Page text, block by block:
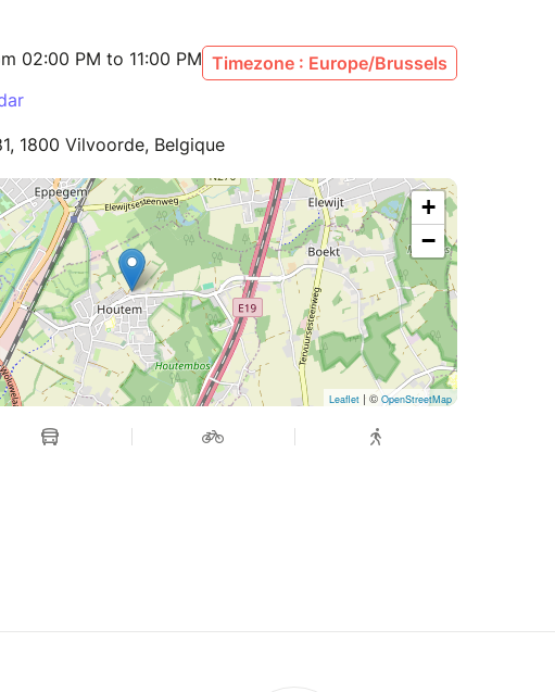
02:00 PM to 11:00 PM Timezone : Europe/Brussels
1800 Vilvoorde, Belgique
+
−
Leaflet | © OpenStreetMap